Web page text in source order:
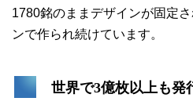
1780銘のままデザインが固定
ンで作られ続けています。
世界で3億枚以上も発